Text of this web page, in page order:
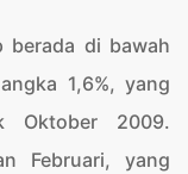
di bawah
1,6%, yang
Oktober 2009.
Februari, yang